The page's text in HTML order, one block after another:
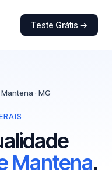
Teste Grátis →
· MG
Mantena.